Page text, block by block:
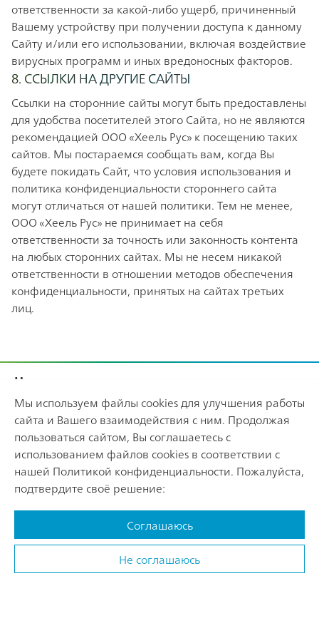
ответственности за какой-либо ущерб, причиненный
Вашему устройству при получении доступа к данному
Сайту и/или его использовании, включая воздействие
вирусных программ и иных вредоносных факторов.
8. ССЫЛКИ НА ДРУГИЕ САЙТЫ
Ссылки на сторонние сайты могут быть предоставлены
для удобства посетителей этого Сайта, но не являются
рекомендацией ООО «Хеель Рус» к посещению таких
сайтов. Мы постараемся сообщать вам, когда Вы
будете покидать Сайт, что условия использования и
политика конфиденциальности стороннего сайта
могут отличаться от нашей политики. Тем не менее,
ООО «Хеель Рус» не принимает на себя
ответственности за точность или законность контента
на любых сторонних сайтах. Мы не несем никакой
ответственности в отношении методов обеспечения
конфиденциальности, принятых на сайтах третьих
лиц.
Мы используем файлы cookies для улучшения работы
сайта и Вашего взаимодействия с ним. Продолжая
пользоваться сайтом, Вы соглашаетесь с
использованием файлов cookies в соответствии с
нашей Политикой конфиденциальности. Пожалуйста,
подтвердите своё решение:
Соглашаюсь
Не соглашаюсь
Наши лекарственные средства
Траумель® С
Лимфомиозот®
Ньюрексан®
Вибуркол®
О компании
О Хеель
История
ООО "ХЕЕЛЬ РУС"
125040, г. Москва, Ленинградский пр., д.15, стр.12.
Тел.: +7 (495) 937-78-25.
INFO_RUSSIA@HEEL.COM
реакции, вызванной препаратом компании «Хеель», Вы
Политика конфиденциальности
Условия онлайн-использования